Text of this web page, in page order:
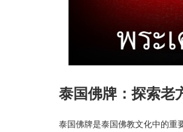
泰国佛牌：探索老
泰国佛牌是泰国佛教文化中的重